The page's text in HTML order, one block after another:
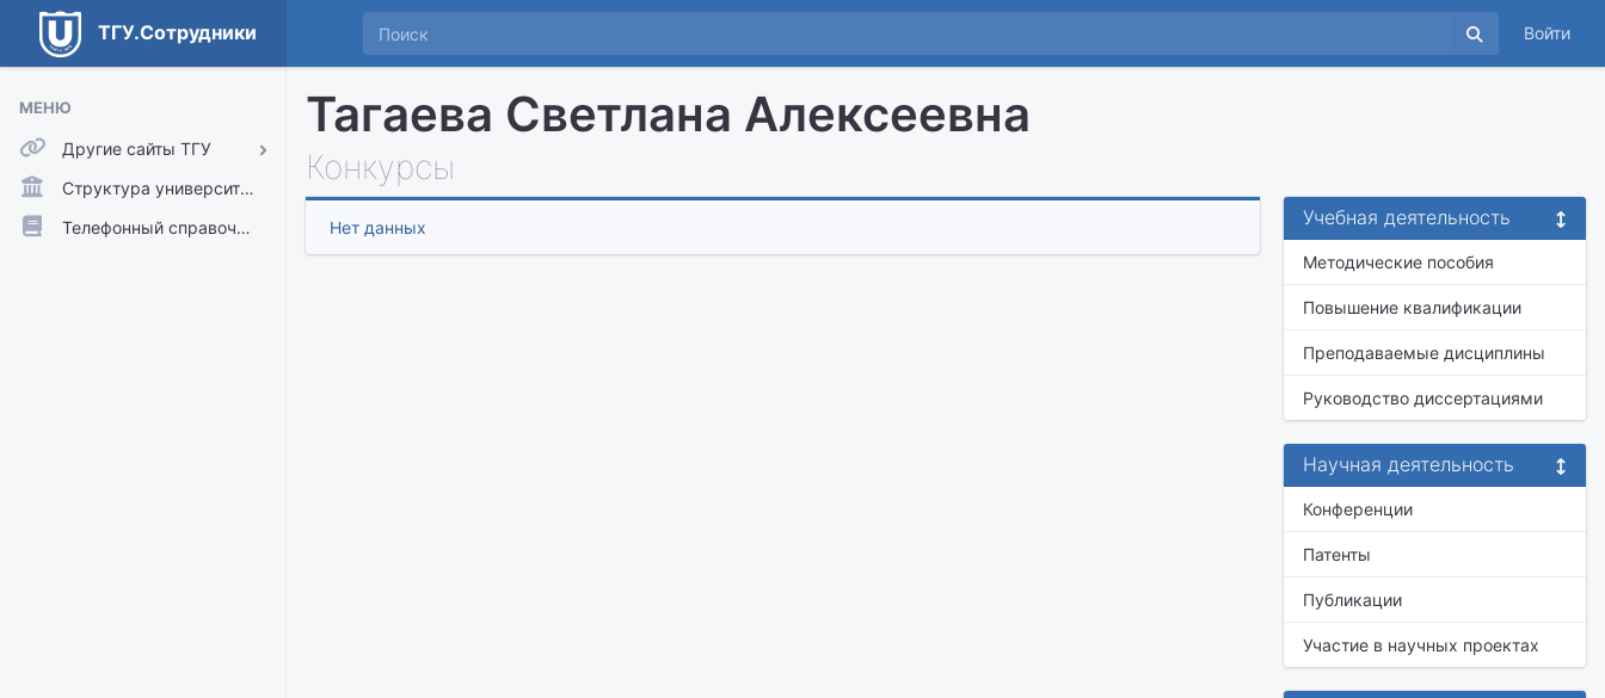
ТГУ.Сотрудники Войти
МЕНЮ
Другие сайты ТГУ
ТГУ.Аккаунты
ТГУ.Расписание
Структура университета
Телефонный справочник
Тагаева Светлана Алексеевна
Конкурсы
Нет данных Учебная деятельность
Методические пособия
Повышение квалификации
Преподаваемые дисциплины
Руководство диссертациями
Научная деятельность
Конференции
Патенты
Публикации
Участие в научных проектах